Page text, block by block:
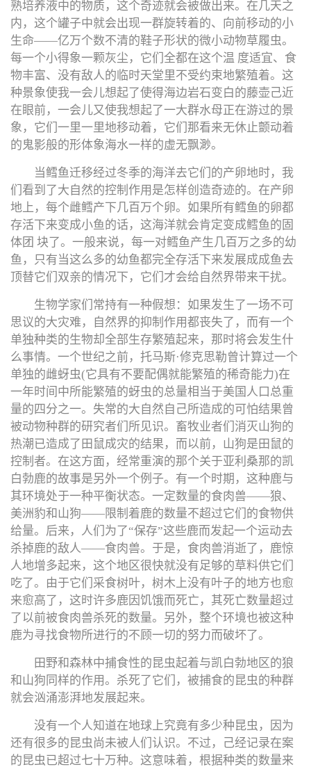
熟培养液中的物质，这个奇迹就会被做出来。在几天之
内，这个罐子中就会出现一群旋转着的、向前移动的小
生命——亿万个数不清的鞋子形状的微小动物草履虫。
每一个小得象一颗灰尘，它们全都在这个温 度适宜、食
物丰富、没有敌人的临时天堂里不受约束地繁殖着。这
种景象使我一会儿想起了使得海边岩石变白的藤壶己近
在眼前，一会儿又使我想起了一大群水母正在游过的景
象，它们一里一里地移动着，它们那看来无休止颤动着
的鬼影般的形体象海水一样的虚无飘渺。
当鳕鱼迁移经过冬季的海洋去它们的产卵地时，我
们看到了大自然的控制作用是怎样创造奇迹的。在产卵
地上，每个雌鳕产下几百万个卵。如果所有鳕鱼的卵都
存活下来变成小鱼的话，这海洋就会肯定变成鳕鱼的固
体团 块了。一般来说，每一对鳕鱼产生几百万之多的幼
鱼，只有当这么多的幼鱼都完全存活下来发展成成鱼去
顶替它们双亲的情况下，它们才会给自然界带来干扰。
生物学家们常持有一种假想：如果发生了一场不可
思议的大灾难，自然界的抑制作用都丧失了，而有一个
单独种类的生物却全部生存繁殖起来，那时将会发生什
么事情。一个世纪之前，托马斯·修克思勒曾计算过一个
单独的雌蚜虫(它具有不要配偶就能繁殖的稀奇能力)在
一年时间中所能繁殖的蚜虫的总量相当于美国人口总重
量的四分之一。失常的大自然自己所造成的可怕结果曾
被动物种群的研究者们所见识。畜牧业者们消灭山狗的
热潮已造成了田鼠成灾的结果，而以前，山狗是田鼠的
控制者。在这方面，经常重演的那个关于亚利桑那的凯
白勃鹿的故事是另外一个例子。有一个时期，这种鹿与
其环境处于一种平衡状态。一定数量的食肉兽——狼、
美洲豹和山狗——限制着鹿的数量不超过它们的食物供
给量。后来，人们为了“保存”这些鹿而发起一个运动去
杀掉鹿的敌人——食肉兽。于是，食肉兽消逝了，鹿惊
人地增多起来，这个地区很快就没有足够的草料供它们
吃了。由于它们采食树叶，树木上没有叶子的地方也愈
来愈高了，这时许多鹿因饥饿而死亡，其死亡数量超过
了以前被食肉兽杀死的数量。另外，整个环境也被这种
鹿为寻找食物所进行的不顾一切的努力而破坏了。
田野和森林中捕食性的昆虫起着与凯白勃地区的狼
和山狗同样的作用。杀死了它们，被捕食的昆虫的种群
就会汹涌澎湃地发展起来。
没有一个人知道在地球上究竟有多少种昆虫，因为
还有很多的昆虫尚未被人们认识。不过，己经记录在案
的昆虫已超过七十万种。这意味着，根据种类的数量来